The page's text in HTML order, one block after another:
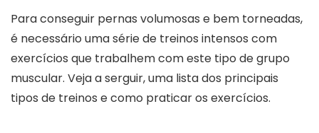
Para conseguir pernas volumosas e bem torneadas,
é necessário uma série de treinos intensos com
exercícios que trabalhem com este tipo de grupo
muscular. Veja a serguir, uma lista dos principais
tipos de treinos e como praticar os exercícios.